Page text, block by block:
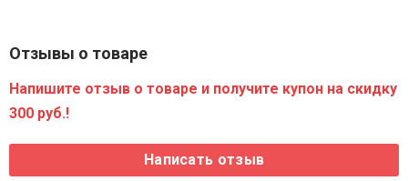
Отзывы о товаре
Напишите отзыв о товаре и получите купон на скидку
300 руб.!